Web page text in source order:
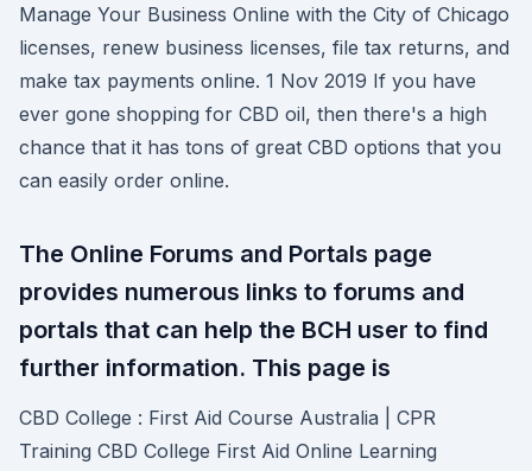
Manage Your Business Online with the City of Chicago
licenses, renew business licenses, file tax returns, and
make tax payments online. 1 Nov 2019 If you have
ever gone shopping for CBD oil, then there's a high
chance that it has tons of great CBD options that you
can easily order online.
The Online Forums and Portals page
provides numerous links to forums and
portals that can help the BCH user to find
further information. This page is
CBD College : First Aid Course Australia | CPR
Training CBD College First Aid Online Learning